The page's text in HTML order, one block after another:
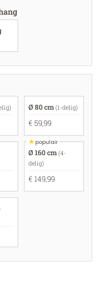
Ø 80 cm (1-delig)
€ 59,99
★populair
Ø 160 cm (4-
delig)
€ 149,99